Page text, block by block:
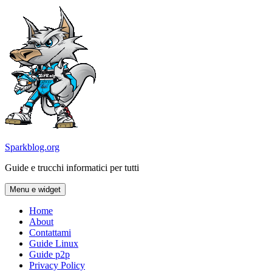
contenuto
Sparkblog.org
Guide e trucchi informatici per tutti
Menu e widget
Home
About
Contattami
Guide Linux
Guide p2p
Privacy Policy